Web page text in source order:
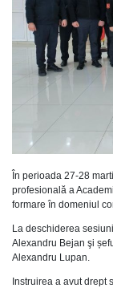
În perioada 27-28
profesională a
formare în domeniul
La deschiderea
Alexandru Bejan şi
Alexandru Lupan.
Instruirea a avut drept